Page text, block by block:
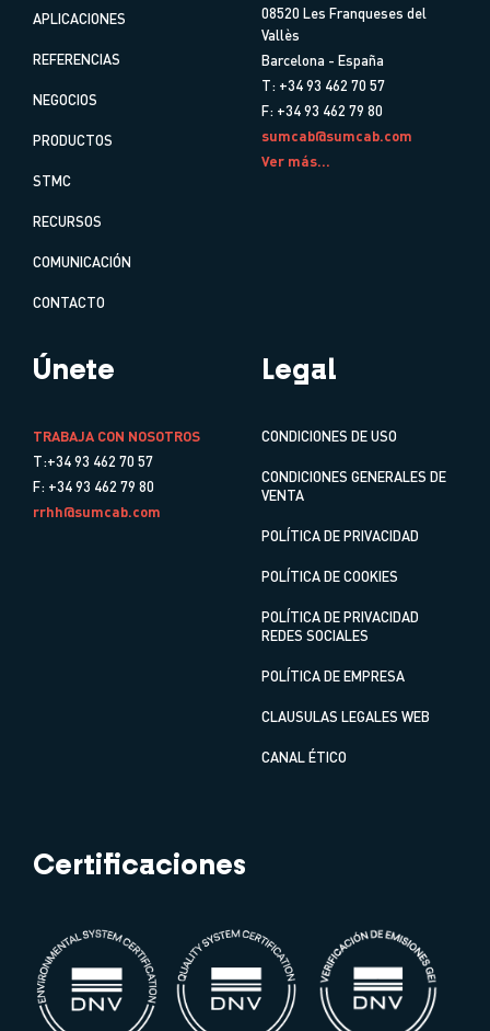
APLICACIONES
REFERENCIAS
NEGOCIOS
PRODUCTOS
STMC
RECURSOS
COMUNICACIÓN
CONTACTO
08520 Les Franqueses del
Vallès
Barcelona - España
T: +34 93 462 70 57
F: +34 93 462 79 80
sumcab@sumcab.com
Ver más...
Únete
TRABAJA CON NOSOTROS
T:+34 93 462 70 57
F: +34 93 462 79 80
rrhh@sumcab.com
Legal
CONDICIONES DE USO
CONDICIONES GENERALES DE
VENTA
POLÍTICA DE PRIVACIDAD
POLÍTICA DE COOKIES
POLÍTICA DE PRIVACIDAD
REDES SOCIALES
POLÍTICA DE EMPRESA
CLAUSULAS LEGALES WEB
CANAL ÉTICO
Certificaciones